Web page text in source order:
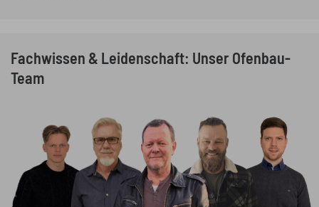
Fachwissen & Leidenschaft: Unser Ofenbau-
Team